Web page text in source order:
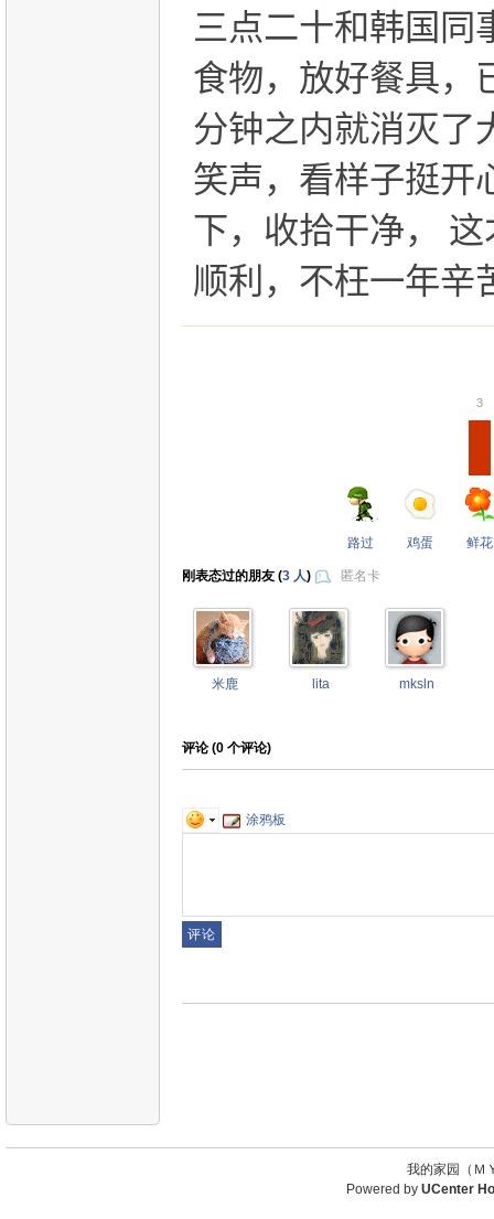
三点二十和韩国同
食物，放好餐具，
分钟之内就消灭了
笑声，看样子挺开
下，收拾干净，
顺利，不枉一年辛
路过 鸡蛋
3
鲜花
刚表态过的朋友 (3 人) 匿名卡
米鹿 lita mksln
评论 (0 个评论)
涂鸦板
我的家园（
Powered by UCenter